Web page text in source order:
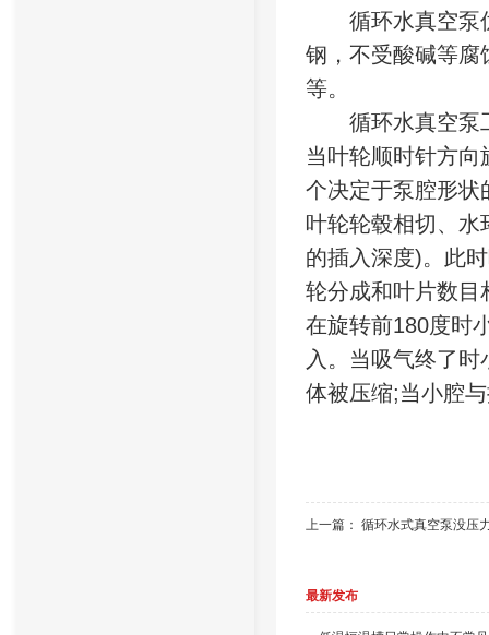
循环水真空泵优
钢，不受酸碱等腐
等。
循环水真空泵工
当叶轮顺时针方
个决定于泵腔形状
叶轮轮毂相切、
的插入深度)。此
轮分成和叶片数目
在旋转前180度时
入。当吸气终了
体被压缩;当小腔
上一篇： 循环水式真空泵没压
最新发布